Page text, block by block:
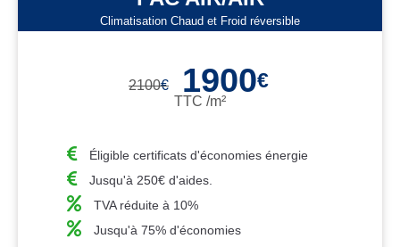
Climatisation Chaud et Froid réversible
2100€ 1900€
TTC /m²
Éligible certificats d'économies énergie
Jusqu'à 250€ d'aides.
TVA réduite à 10%
Jusqu'à 75% d'économies